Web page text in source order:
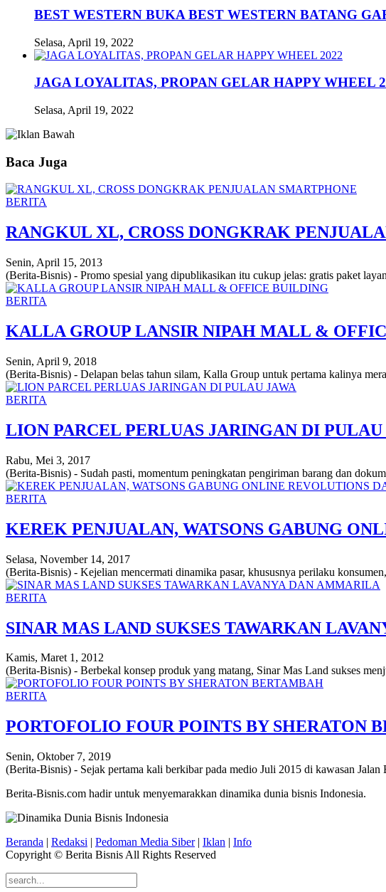
BEST WESTERN BUKA BEST WESTERN BATANG
Selasa, April 19, 2022
JAGA LOYALITAS, PROPAN GELAR HAPPY WHEEL
Selasa, April 19, 2022
Baca Juga
BERITA
RANGKUL XL, CROSS DONGKRAK
Senin, April 15, 2013
(Berita-Bisnis) - Promo spesial yang dipublikasikan itu cukup jelas: gratis paket
BERITA
KALLA GROUP LANSIR NIPAH MALL &
Senin, April 9, 2018
(Berita-Bisnis) - Delapan belas tahun silam, Kalla Group untuk pertama kalinya
BERITA
LION PARCEL PERLUAS JARINGAN DI PULAU
Rabu, Mei 3, 2017
(Berita-Bisnis) - Sudah pasti, momentum peningkatan pengiriman barang dan
BERITA
KEREK PENJUALAN, WATSONS GABUNG
Selasa, November 14, 2017
(Berita-Bisnis) - Kejelian mencermati dinamika pasar, khususnya perilaku
BERITA
SINAR MAS LAND SUKSES TAWARKAN
Kamis, Maret 1, 2012
(Berita-Bisnis) - Berbekal konsep produk yang matang, Sinar Mas Land sukses
BERITA
PORTOFOLIO FOUR POINTS BY SHERATON
Senin, Oktober 7, 2019
(Berita-Bisnis) - Sejak pertama kali berkibar pada medio Juli 2015 di kawasan
Berita-Bisnis.com hadir untuk menyemarakkan dinamika dunia bisnis Indonesia.
Beranda | Redaksi | Pedoman Media Siber| Iklan | Info
Copyright © Berita Bisnis All Rights Reserved